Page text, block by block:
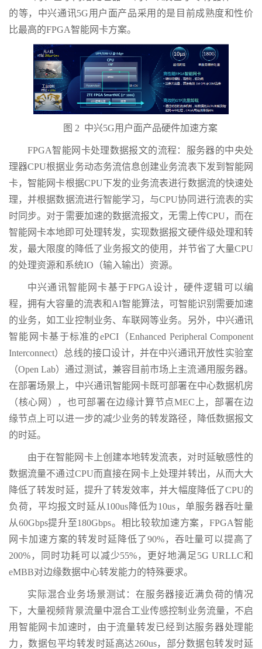
的等，中兴通讯5G用户面产品采用的是目前成熟度和性价
比最高的FPGA智能网卡方案。
图 2 中兴5G用户面产品硬件加速方案
FPGA智能网卡处理数据报文的流程：服务器的中央处
理器CPU根据业务动态务流信息创建业务流表下发到智能网
卡，智能网卡根据CPU下发的业务流表进行数据流的快速处
理，并根据数据流进行智能学习，与CPU协同进行流表的实
时同步。对于需要加速的数据流报文，无需上传CPU，而在
智能网卡本地即可处理转发，实现数据报文硬件级处理和转
发，最大限度的降低了业务报文的使用，并节省了大量CPU
的处理资源和系统IO（输入输出）资源。
中兴通讯智能网卡基于FPGA设计，硬件逻辑可以编
程，拥有大容量的流表和AI智能算法，可智能识别需要加速
的业务，如工业控制业务、车联网等业务。另外，中兴通讯
智能网卡基于标准的ePCI（Enhanced Peripheral Component
Interconnect）总线的接口设计，并在中兴通讯开放性实验室
（Open Lab）通过测试，兼容目前市场上主流通用服务器。
在部署场景上，中兴通讯智能网卡既可部署在中心数据机房
（核心网），也可部署在边缘计算节点MEC上，部署在边
缘节点上可以进一步的减少业务的转发路径，降低数据报文
的时延。
由于在智能网卡上创建本地转发流表，对时延敏感性的
数据流量不通过CPU而直接在网卡上处理并转出，从而大大
降低了转发时延，提升了转发效率，并大幅度降低了CPU的
负荷，平均报文时延从100us降低为10us，单服务器吞吐量
从60Gbps提升至180Gbps。相比较软加速方案，FPGA智能
网卡加速方案的转发时延降低了90%，吞吐量可以提高了
200%，同时功耗可以减少55%，更好地满足5G URLLC和
eMBB对边缘数据中心转发能力的特殊要求。
实际混合业务场景测试：在服务器接近满负荷的情况
下，大量视频背景流量中混合工业传感控制业务流量，不启
用智能网卡加速时，由于流量转发已经到达服务器处理能
力，数据包平均转发时延高达260us，部分数据包转发时延